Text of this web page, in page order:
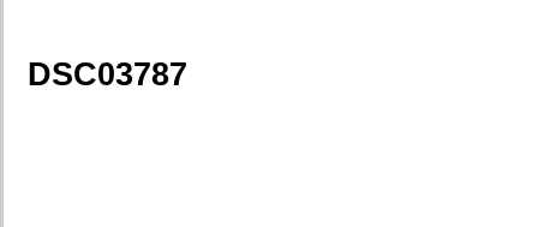
DSC03787